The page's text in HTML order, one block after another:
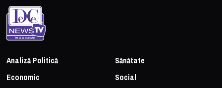
Analiză Politică
Sănătate
Economic
Social